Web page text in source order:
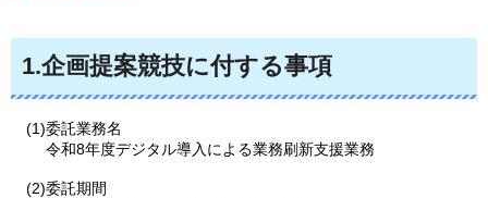
1.企画提案競技に付する事項
(1)委託業務名
令和8年度デジタル導入による業務刷新支援業務
(2)委託期間